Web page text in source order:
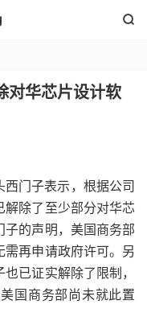

对华芯片设计软
门子表示，根据公司
解除了至少部分对华芯
子的声明，美国商务部
再申请政府许可。另
已证实解除了限制，
国商务部尚未就此置